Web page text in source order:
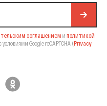
соглашением и политикой
условиями Google reCAPTCHA (Privacy